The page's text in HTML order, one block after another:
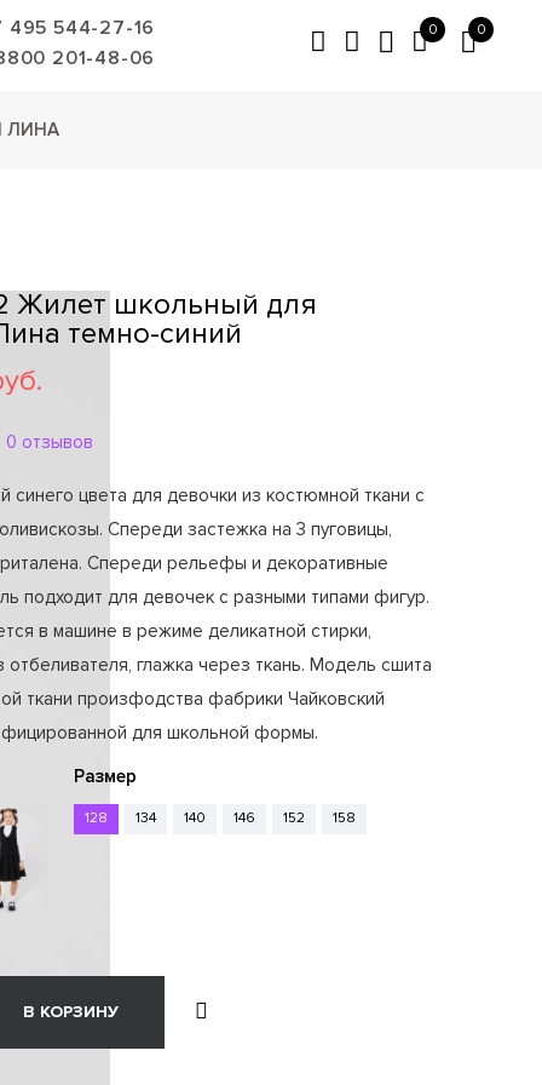
495 544-27-16
201-48-06
0 0
ЛИНА
Жилет школьный для
темно-синий
0 отзывов
синего цвета для девочки из костюмной ткани с
Спереди застежка на 3 пуговицы,
Спереди рельефы и декоративные
подходит для девочек с разными типами фигур.
в машине в режиме деликатной стирки,
отбеливателя, глажка через ткань. Модель сшита
ткани произфодства фабрики Чайковский
для школьной формы.
Размер
128 134 140 146 152 158
В КОРЗИНУ